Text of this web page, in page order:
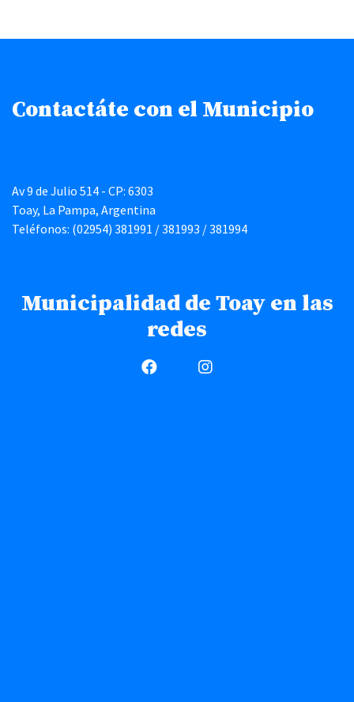
Contactáte con el Municipio
Av 9 de Julio 514 - CP: 6303
Toay, La Pampa, Argentina
Teléfonos: (02954) 381991 / 381993 / 381994
Municipalidad de Toay en las
redes